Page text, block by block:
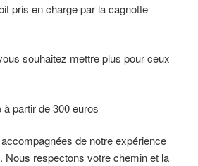
pris en charge par la cagnotte
souhaitez mettre plus pour ceux
partir de 300 euros
de notre expérience
Nous respectons votre chemin et la